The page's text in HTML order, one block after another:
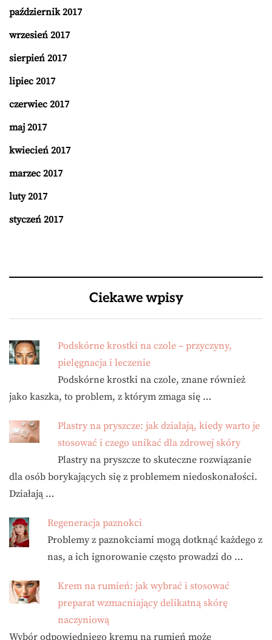
październik 2017
wrzesień 2017
sierpień 2017
lipiec 2017
czerwiec 2017
maj 2017
kwiecień 2017
marzec 2017
luty 2017
styczeń 2017
Ciekawe wpisy
Podskórne krostki na czole – przyczyny,
pielęgnacja i leczenie
Podskórne krostki na czole, znane również
jako kaszka, to problem, z którym zmaga się …
Plastry na pryszcze: jak działają, kiedy warto je
stosować i czego unikać dla zdrowej skóry
Plastry na pryszcze to skuteczne rozwiązanie
dla osób borykających się z problemem niedoskonałości.
Działają …
Regeneracja paznokci
Problemy z paznokciami mogą dotknąć każdego z
nas, a ich ignorowanie często prowadzi do …
Krem na rumień: jak wybrać i stosować
preparat wzmacniający delikatną skórę
naczyniową
Wybór odpowiedniego kremu na rumień może